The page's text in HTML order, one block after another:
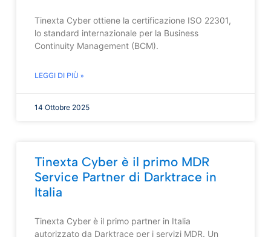
Tinexta Cyber ottiene la certificazione ISO 22301,
lo standard internazionale per la Business
Continuity Management (BCM).
LEGGI DI PIÙ »
14 Ottobre 2025
Tinexta Cyber è il primo MDR
Service Partner di Darktrace in
Italia
Tinexta Cyber è il primo partner in Italia
autorizzato da Darktrace per i servizi MDR. Un